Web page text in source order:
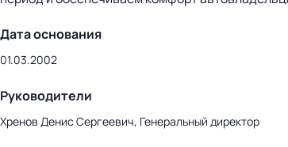
Дата основания
01.03.2002
Руководители
Хренов Денис Сергеевич, Генеральный директор